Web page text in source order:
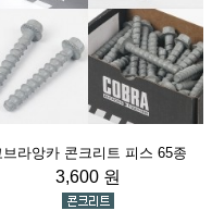
브라앙카 콘크리트 피스 65종
3,600 원